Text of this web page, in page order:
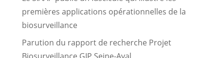
premières applications opérationnelles de la
biosurveillance
Parution du rapport de recherche Projet